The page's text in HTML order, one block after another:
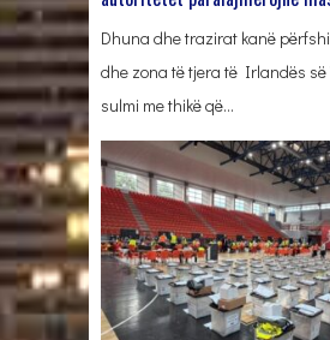
Dhuna dhe trazirat kanë
dhe zona të tjera të Irlandës së
sulmi me thikë që…